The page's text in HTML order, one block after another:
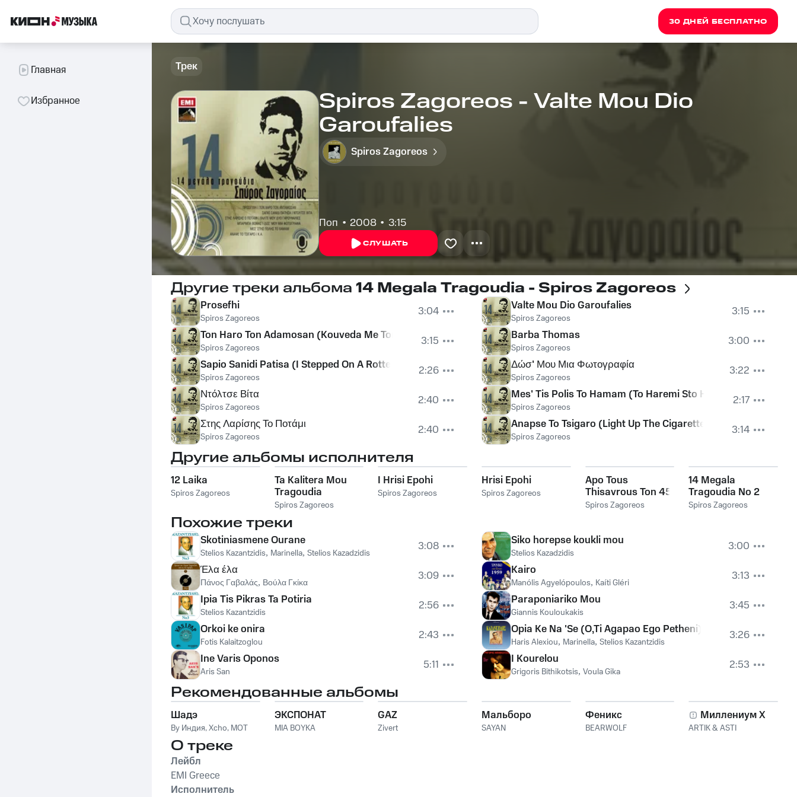
30 ДНЕЙ БЕСПЛАТНО
Главная
Избранное
Трек
Spiros Zagoreos - Valte Mou Dio
Garoufalies
Spiros Zagoreos
Поп 2008 3:15
СЛУШАТЬ
Другие треки альбома 14 Megala Tragoudia - Spiros Zagoreos
Prosefhi
Spiros Zagoreos
3:04
Ton Haro Ton Adamosan (Kouveda Me Ton Haro)
Spiros Zagoreos
3:15
Sapio Sanidi Patisa (I Stepped On A Rotten Board)
Spiros Zagoreos
2:26
Ντόλτσε Βίτα
Spiros Zagoreos
2:40
Στης Λαρίσης Το Ποτάμι
Spiros Zagoreos 2:40
Valte Mou Dio Garoufalies
Spiros Zagoreos
3:15
Barba Thomas
Spiros Zagoreos
3:00
Δώσ' Μου Μια Φωτογραφία
Spiros Zagoreos
3:22
Mes' Tis Polis To Hamam (To Haremi Sto Hamam)
Spiros Zagoreos
2:17
Anapse To Tsigaro (Light Up The Cigarette)
Spiros Zagoreos 3:14
Другие альбомы исполнителя
12 Laika
Spiros Zagoreos
Ta Kalitera Mou
Tragoudia
Spiros Zagoreos
I Hrisi Epohi
Spiros Zagoreos
Hrisi Epohi
Spiros Zagoreos
Apo Tous
Thisavrous Ton 45
Strofon
Spiros Zagoreos
14 Megala
Tragoudia No 2
Spiros Zagoreos
Похожие треки
Skotiniasmene Ourane
Stelios Kazantzidis, Marinella, Stelios Kazadzidis
3:08
Έλα έλα
Πάνος Γαβαλάς, Βούλα Γκίκα
3:09
Ipia Tis Pikras Ta Potiria
Stelios Kazantzidis
2:56
Orkoi ke onira
Fotis Kalaitzoglou
2:43
Ine Varis Oponos
Aris San 5:11
Siko horepse koukli mou
Stelios Kazadzidis
3:00
Kairo
Manólis Agyelópoulos, Kaíti Gléri
3:13
Paraponiariko Mou
Giannis Kouloukakis
3:45
Opia Ke Na 'Se (O,Ti Agapao Ego Petheni)
Haris Alexiou, Marinella, Stelios Kazantzidis
3:26
I Kourelou
Grigoris Bithikotsis, Voula Gika 2:53
Рекомендованные альбомы
Шадэ
By Индия,Xcho, MOT
ЭКСПОНАТ
MIA BOYKA
GAZ
Zivert
Мальборо
SAYAN
Феникс
BEARWOLF
Миллениум X
ARTIK & ASTI
О треке
Лейбл
EMI Greece
Исполнитель